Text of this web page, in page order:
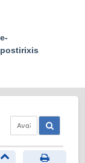
e-
postirixis